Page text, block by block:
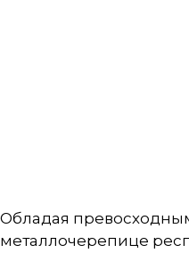
Обладая
металлочерепице